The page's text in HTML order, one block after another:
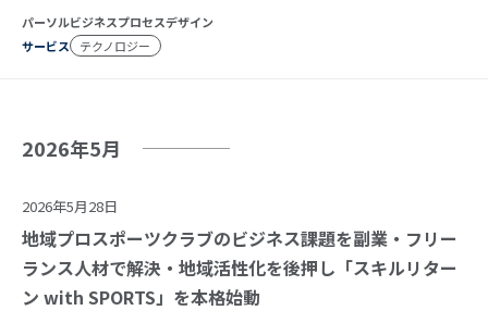
パーソルビジネスプロセスデザイン
サービス
テクノロジー
2026年5月
2026年5月28日
地域プロスポーツクラブのビジネス課題を副業・フリー
ランス人材で解決・地域活性化を後押し「スキルリター
ン with SPORTS」を本格始動